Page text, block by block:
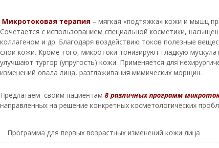
Микротоковая терапия – мягкая «подтяжка» кожи и мышц
Сочетается с использованием специальной косметики,
коллагеном и др. Благодаря воздействию токов полезные
слои кожи. Кроме того, микротоки тонизируют гладкую
улучшают тургор (упругость) кожи. Применяется для
изменений овала лица, разглаживания мимических морщин.
Предлагаем своим пациентам 8 различных программ
направленных на решение конкретных косметологических
Программа для первых возрастных изменений кожи лица